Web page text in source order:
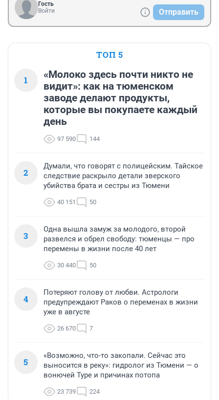
Гость
Войти
Отправить
ТОП 5
1
«Молоко здесь почти никто не
видит»: как на тюменском
заводе делают продукты,
которые вы покупаете каждый
день
97 590 144
2
Думали, что говорят с полицейским. Тайское
следствие раскрыло детали зверского
убийства брата и сестры из Тюмени
40 151 50
3
Одна вышла замуж за молодого, второй
развелся и обрел свободу: тюменцы — про
перемены в жизни после 40 лет
30 440 50
4
Потеряют голову от любви. Астрологи
предупреждают Раков о переменах в жизни
уже в августе
26 670 7
5
«Возможно, что-то закопали. Сейчас это
выносится в реку»: гидролог из Тюмени — о
вонючей Туре и причинах потопа
23 739 224